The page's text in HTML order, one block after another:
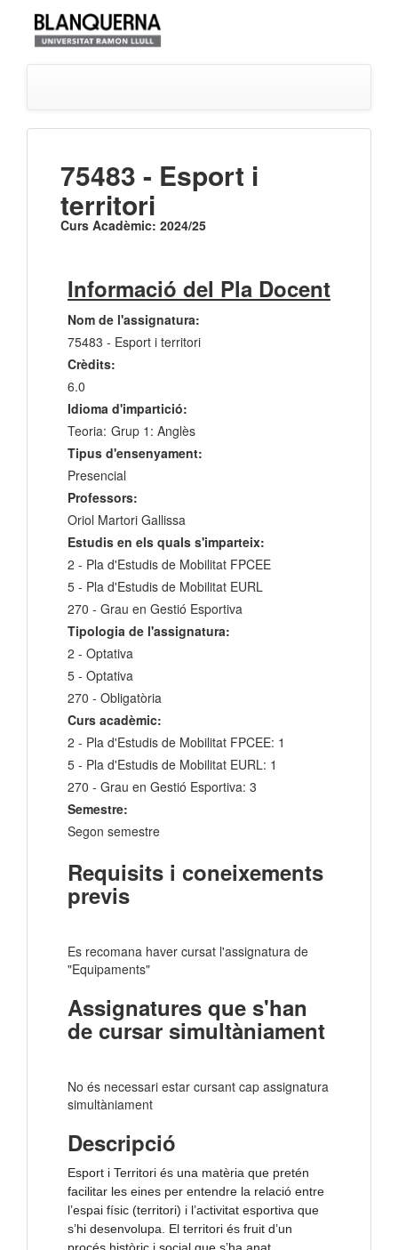
75483 - Esport i
territori
Curs Acadèmic: 2024/25
Informació del Pla Docent
Nom de l'assignatura:
75483 - Esport i territori
Crèdits:
6.0
Idioma d'impartició:
Teoria: Grup 1: Anglès
Tipus d'ensenyament:
Presencial
Professors:
Oriol Martori Gallissa
Estudis en els quals s'imparteix:
2 - Pla d'Estudis de Mobilitat FPCEE
5 - Pla d'Estudis de Mobilitat EURL
270 - Grau en Gestió Esportiva
Tipologia de l'assignatura:
2 - Optativa
5 - Optativa
270 - Obligatòria
Curs acadèmic:
2 - Pla d'Estudis de Mobilitat FPCEE: 1
5 - Pla d'Estudis de Mobilitat EURL: 1
270 - Grau en Gestió Esportiva: 3
Semestre:
Segon semestre
Requisits i coneixements
previs
Es recomana haver cursat l'assignatura de
"Equipaments"
Assignatures que s'han
de cursar simultàniament
No és necessari estar cursant cap assignatura
simultàniament
Descripció
Esport i Territori és una matèria que pretén
facilitar les eines per entendre la relació entre
l’espai físic (territori) i l’activitat esportiva que
s’hi desenvolupa. El territori és fruit d’un